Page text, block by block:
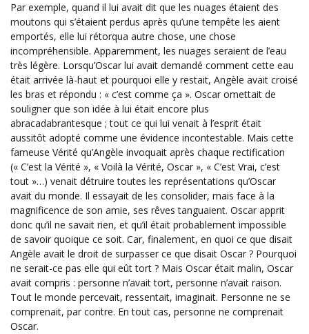
Par exemple, quand il lui avait dit que les nuages étaient des
moutons qui s’étaient perdus après qu’une tempête les aient
emportés, elle lui rétorqua autre chose, une chose
incompréhensible. Apparemment, les nuages seraient de l’eau
très légère. Lorsqu’Oscar lui avait demandé comment cette eau
était arrivée là-haut et pourquoi elle y restait, Angèle avait croisé
les bras et répondu : « c’est comme ça ». Oscar omettait de
souligner que son idée à lui était encore plus
abracadabrantesque ; tout ce qui lui venait à l’esprit était
aussitôt adopté comme une évidence incontestable. Mais cette
fameuse Vérité qu’Angèle invoquait après chaque rectification
(« C’est la Vérité », « Voilà la Vérité, Oscar », « C’est Vrai, c’est
tout »…) venait détruire toutes les représentations qu’Oscar
avait du monde. Il essayait de les consolider, mais face à la
magnificence de son amie, ses rêves tanguaient. Oscar apprit
donc qu’il ne savait rien, et qu’il était probablement impossible
de savoir quoique ce soit. Car, finalement, en quoi ce que disait
Angèle avait le droit de surpasser ce que disait Oscar ? Pourquoi
ne serait-ce pas elle qui eût tort ? Mais Oscar était malin, Oscar
avait compris : personne n’avait tort, personne n’avait raison.
Tout le monde percevait, ressentait, imaginait. Personne ne se
comprenait, par contre. En tout cas, personne ne comprenait
Oscar.